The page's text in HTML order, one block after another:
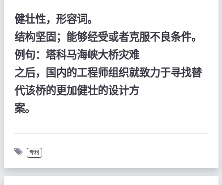
健壮性，形容词。
结构坚固；能够经受或者克服不良条件。
例句：塔科马海峡大桥灾难
之后，国内的工程师组织就致力于寻找替
代该桥的更加健壮的设计方
案。
专利